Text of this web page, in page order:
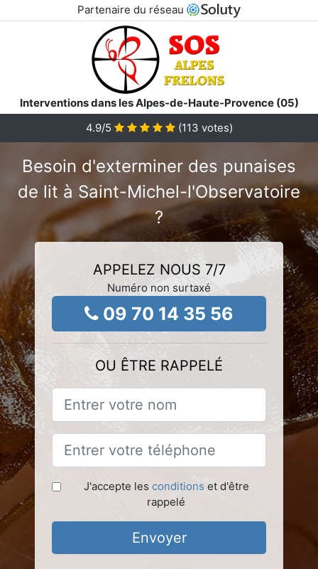
Partenaire du réseau
Interventions dans les Alpes-de-Haute-Provence (05)
4.9/5 (113 votes)
Besoin d'exterminer des punaises
de lit à Saint-Michel-l'Observatoire
?
APPELEZ NOUS 7/7
Numéro non surtaxé
09 70 14 35 56
OU ÊTRE RAPPELÉ
J'accepte les conditions et d'être
rappelé
Envoyer